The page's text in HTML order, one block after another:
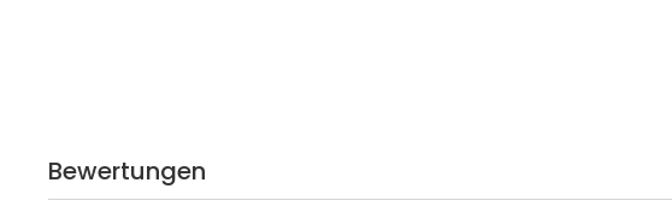
Bewertungen